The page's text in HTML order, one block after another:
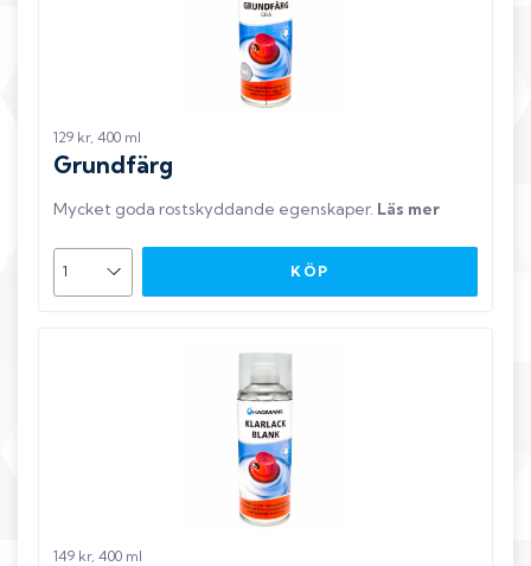
129 kr, 400 ml
Grundfärg
Mycket goda rostskyddande egenskaper. Läs mer
KÖP
149 kr, 400 ml